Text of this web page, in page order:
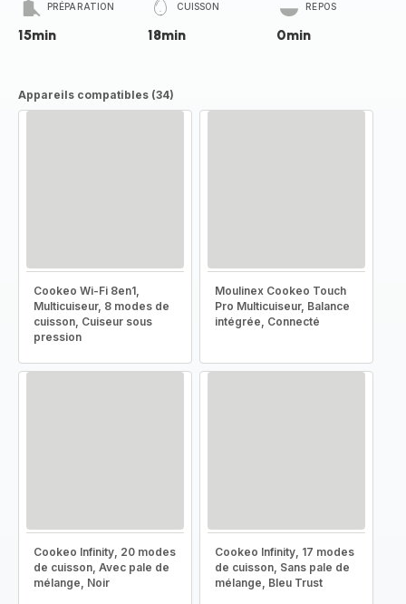
PRÉPARATION
15min
CUISSON
18min
REPOS
0min
Appareils compatibles (34)
Cookeo Wi-Fi 8en1,
Multicuiseur, 8 modes de
cuisson, Cuiseur sous
pression
Moulinex Cookeo Touch
Pro Multicuiseur, Balance
intégrée, Connecté
Cookeo Infinity, 20 modes
de cuisson, Avec pale de
mélange, Noir
Cookeo Infinity, 17 modes
de cuisson, Sans pale de
mélange, Bleu Trust